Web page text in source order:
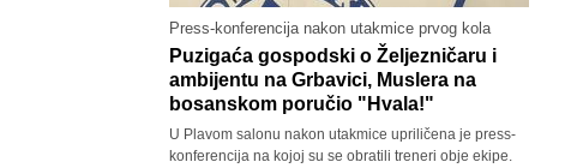
Press-konferencija nakon utakmice prvog kola
Puzigaća gospodski o Željezničaru i
ambijentu na Grbavici, Muslera na
bosanskom poručio "Hvala!"
U Plavom salonu nakon utakmice upriličena je press-
konferencija na kojoj su se obratili treneri obje ekipe.